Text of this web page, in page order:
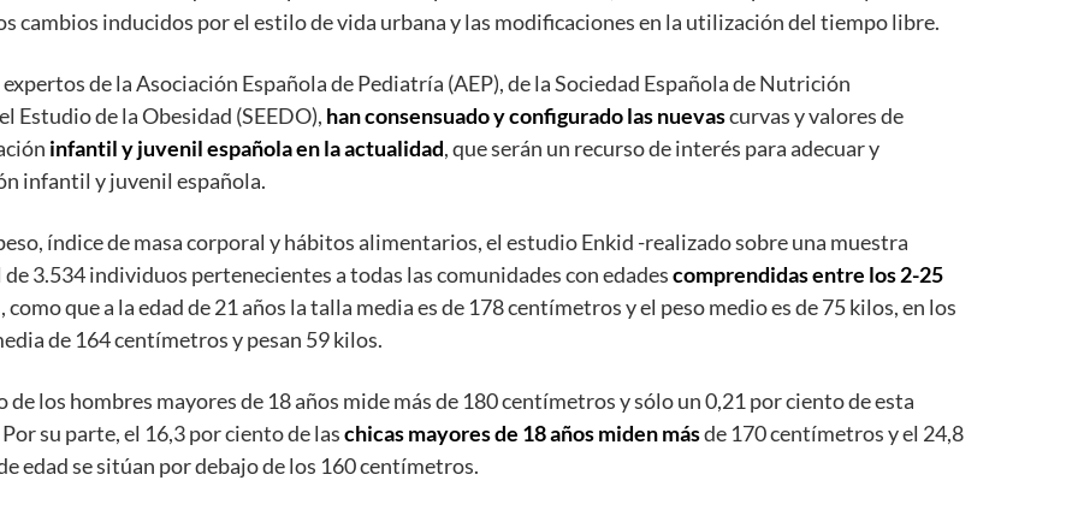
cambios inducidos por el estilo de vida urbana y las modificaciones en la utilización del tiempo libre.
de la Asociación Española de Pediatría (AEP), de la Sociedad Española de Nutrición
Estudio de la Obesidad (SEEDO), han consensuado y configurado las nuevascurvas y valores de
infantil y juvenil española en la actualidad, que serán un recurso de interés para adecuar y
infantil y juvenil española.
índice de masa corporal y hábitos alimentarios, el estudio Enkid -realizado sobre una muestra
3.534 individuos pertenecientes a todas las comunidades con edadescomprendidas entre los 2-25
que a la edad de 21 años la talla media es de 178 centímetros y el peso medio es de 75 kilos, en los
de 164 centímetros y pesan 59 kilos.
los hombres mayores de 18 años mide más de 180 centímetros y sólo un 0,21 por ciento de esta
su parte, el 16,3 por ciento de laschicas mayores de 18 años miden másde 170 centímetros y el 24,8
edad se sitúan por debajo de los 160 centímetros.